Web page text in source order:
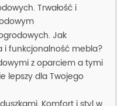
Trwałość i
Jak
i funkcjonalność mebla?
z oparciem a tymi
lepszy dla Twojego